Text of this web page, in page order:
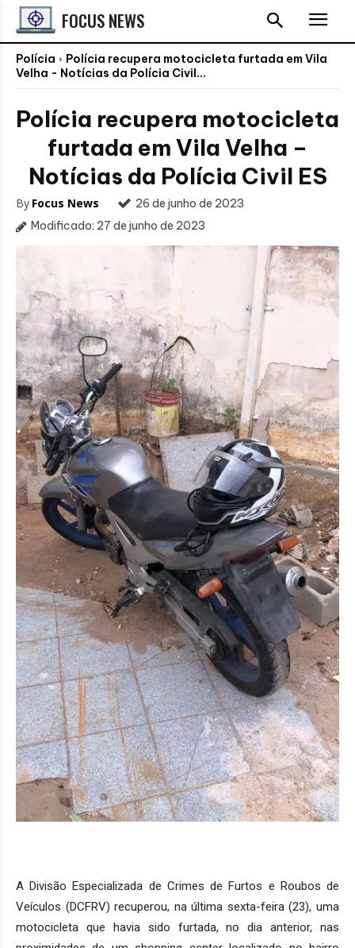
FOCUS NEWS
Polícia
Polícia recupera motocicleta furtada em Vila
Velha - Notícias da Polícia Civil...
Polícia recupera motocicleta
furtada em Vila Velha –
Notícias da Polícia Civil ES
By Focus News
26 de junho de 2023
Modificado: 27 de junho de 2023
A Divisão Especializada de Crimes de Furtos e Roubos de
Veículos (DCFRV) recuperou, na última sexta-feira (23), uma
motocicleta que havia sido furtada, no dia anterior, nas